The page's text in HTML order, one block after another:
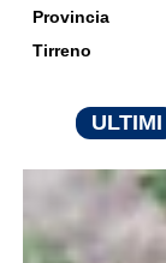
Provincia
Tirreno
ULTIMI